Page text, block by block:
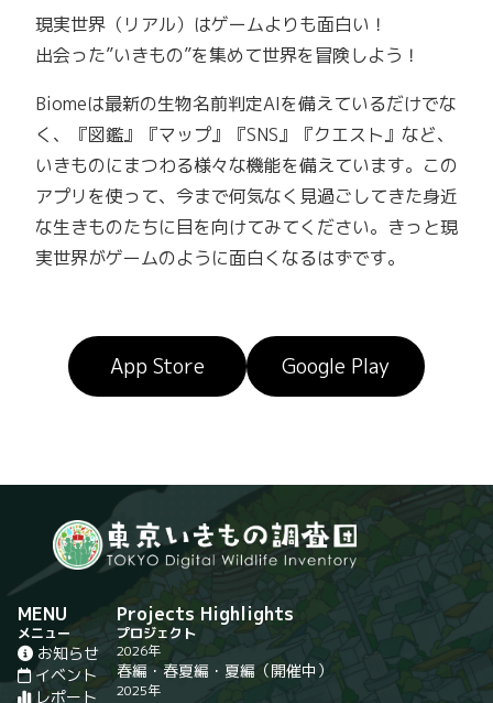
現実世界（リアル）はゲームよりも面白い！
出会った”いきもの”を集めて世界を冒険しよう！
Biomeは最新の生物名前判定AIを備えているだけでな
く、『図鑑』『マップ』『SNS』『クエスト』など、
いきものにまつわる様々な機能を備えています。この
アプリを使って、今まで何気なく見過ごしてきた身近
な生きものたちに目を向けてみてください。きっと現
実世界がゲームのように面白くなるはずです。
App Store Google Play
MENU
メニュー
お知らせ
イベント
レポート
Projects Highlights
プロジェクト
2026年
春編 ・ 春夏編 ・ 夏編 （開催中）
2025年